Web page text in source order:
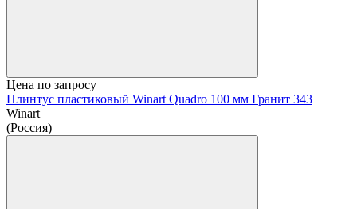
Цена по запросу
Плинтус пластиковый Winart Quadro 100 мм Гранит 343
Winart
(Россия)